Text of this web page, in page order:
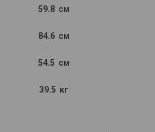
59.8 см
84.6 см
54.5 см
39.5 кг